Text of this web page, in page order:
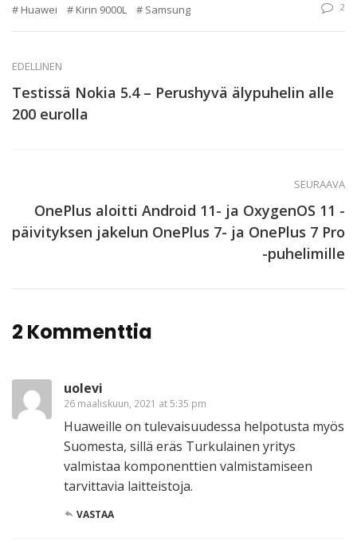
Huawei Kirin 9000L Samsung 2
EDELLINEN
Testissä Nokia 5.4 – Perushyvä älypuhelin alle
200 eurolla
SEURAAVA
OnePlus aloitti Android 11- ja OxygenOS 11 -
päivityksen jakelun OnePlus 7- ja OnePlus 7 Pro
-puhelimille
2 Kommenttia
uolevi
26 maaliskuun, 2021 at 5:35 pm
Huaweille on tulevaisuudessa helpotusta myös
Suomesta, sillä eräs Turkulainen yritys
valmistaa komponenttien valmistamiseen
tarvittavia laitteistoja.
VASTAA